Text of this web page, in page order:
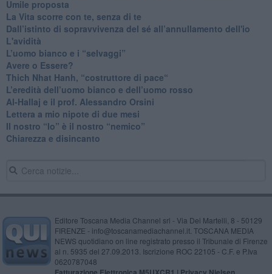
​Umile proposta
​La Vita scorre con te, senza di te
​Dall’istinto di sopravvivenza del sé all’annullamento dell'io
L'avidità
​L’uomo bianco e i “selvaggi”
​Avere o Essere?
​Thich Nhat Hanh, “costruttore di pace“
​L’eredità dell’uomo bianco e dell’uomo rosso
Al-Hallaj e il prof. Alessandro Orsini
​Lettera a mio nipote di due mesi
​Il nostro “Io” è il nostro “nemico”
​Chiarezza e disincanto
Editore Toscana Media Channel srl - Via Dei Martelli, 8 - 50129
FIRENZE - info@toscanamediachannel.it. TOSCANA MEDIA
NEWS quotidiano on line registrato presso il Tribunale di Firenze
al n. 5935 del 27.09.2013. Iscrizione ROC 22105 - C.F. e P.Iva
0620787048